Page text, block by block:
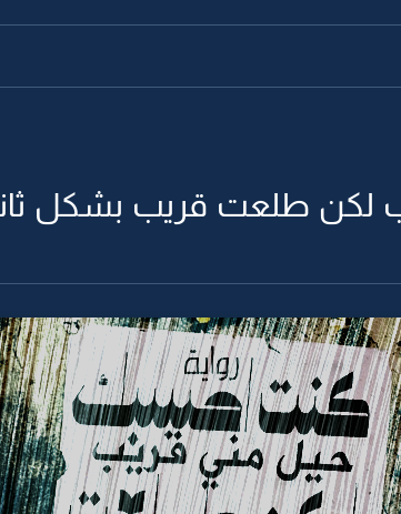
لكن طلعت قريب بشكل ثاني